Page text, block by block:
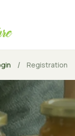
/ Registration